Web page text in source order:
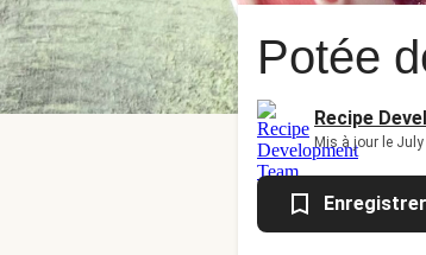
Potée
Recipe
Mis à jour le
Enregistrer